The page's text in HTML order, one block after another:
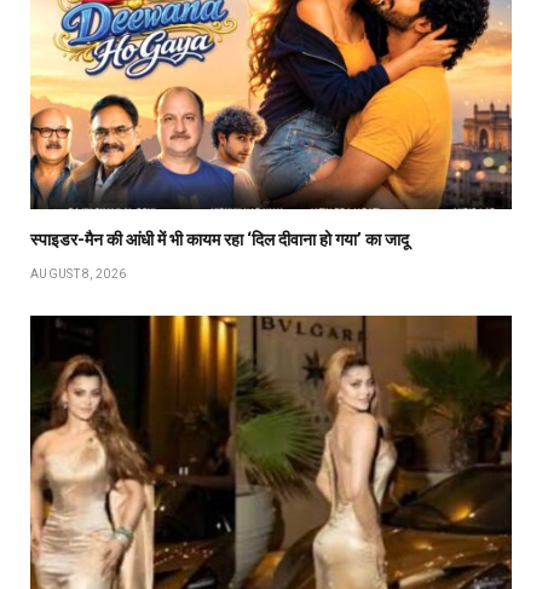
स्पाइडर-मैन की आंधी में भी कायम रहा ‘दिल दीवाना हो गया’ का जादू
AUGUST 8, 2026